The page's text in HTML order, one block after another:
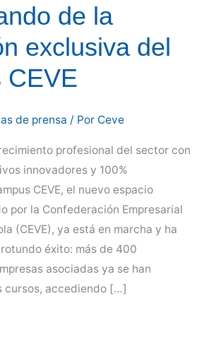
de la
exclusiva del
CEVE
de prensa / Por Ceve
profesional del sector con
innovadores y 100%
CEVE, el nuevo espacio
por la Confederación Empresarial
(CEVE), ya está en marcha y ha
éxito: más de 400
asociadas ya se han
cursos, accediendo […]